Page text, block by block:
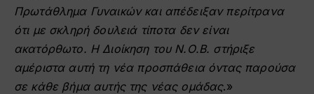
Πρωτάθλημα Γυναικών και απέδειξαν περίτρανα
ότι με σκληρή δουλειά τίποτα δεν είναι
ακατόρθωτο. Η Διοίκηση του Ν.Ο.Β. στήριξε
αμέριστα αυτή τη νέα προσπάθεια όντας παρούσα
σε κάθε βήμα αυτής της νέας ομάδας.»